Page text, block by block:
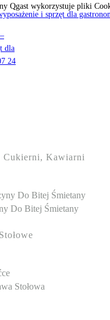
i sprzęt dla
Cukierni, Kawiarni
Do Bitej Śmietany
Do Bitej Śmietany
Stołowa
Qgast wykorzystuje pliki